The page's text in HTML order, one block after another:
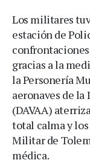
Los militares
estación de
gracias a la
la Personería
aeronaves de
(DAVAA)
total calma y
Militar de
médica.